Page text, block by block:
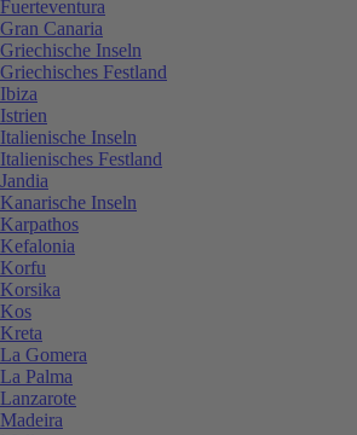
Fuerteventura
Gran Canaria
Griechische Inseln
Griechisches Festland
Ibiza
Istrien
Italienische Inseln
Italienisches Festland
Jandia
Kanarische Inseln
Karpathos
Kefalonia
Korfu
Korsika
Kos
Kreta
La Gomera
La Palma
Lanzarote
Madeira